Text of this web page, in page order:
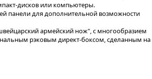
дисков или компьютеры.
панели для дополнительной возможности
армейский нож", с многообразием
рэковым директ-боксом, сделанным на